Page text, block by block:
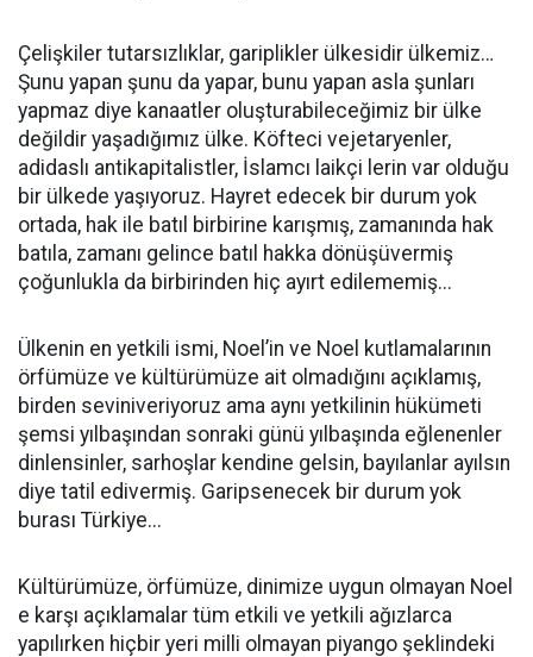
Çelişkiler tutarsızlıklar, gariplikler ülkesidir ülkemiz…
Şunu yapan şunu da yapar, bunu yapan asla şunları
yapmaz diye kanaatler oluşturabileceğimiz bir ülke
değildir yaşadığımız ülke. Köfteci vejetaryenler,
adidaslı antikapitalistler, İslamcı laikçi lerin var olduğu
bir ülkede yaşıyoruz. Hayret edecek bir durum yok
ortada, hak ile batıl birbirine karışmış, zamanında hak
batıla, zamanı gelince batıl hakka dönüşüvermiş
çoğunlukla da birbirinden hiç ayırt edilememiş...
Ülkenin en yetkili ismi, Noel’in ve Noel kutlamalarının
örfümüze ve kültürümüze ait olmadığını açıklamış,
birden seviniveriyoruz ama aynı yetkilinin hükümeti
şemsi yılbaşından sonraki günü yılbaşında eğlenenler
dinlensinler, sarhoşlar kendine gelsin, bayılanlar ayılsın
diye tatil edivermiş. Garipsenecek bir durum yok
burası Türkiye...
Kültürümüze, örfümüze, dinimize uygun olmayan Noel
e karşı açıklamalar tüm etkili ve yetkili ağızlarca
yapılırken hiçbir yeri milli olmayan piyango şeklindeki